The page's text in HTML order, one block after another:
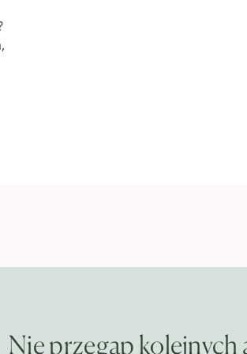
Nie przegap kolejnych